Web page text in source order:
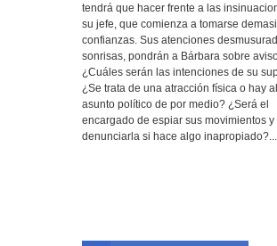
tendrá que hacer frente a las
su jefe, que comienza a tomarse
confianzas. Sus atenciones
sonrisas, pondrán a Bárbara sobre
¿Cuáles serán las intenciones de su
¿Se trata de una atracción física o hay
asunto político de por medio? ¿Será el
encargado de espiar sus movimientos y
denunciarla si hace algo inapropiado?...